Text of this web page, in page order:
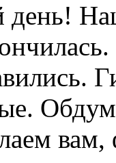
день!
вам,